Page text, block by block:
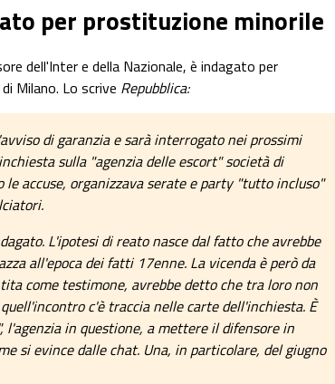
per prostituzione minorile
dell'Inter e della Nazionale, è indagato per
Milano. Lo scrive Repubblica:
di garanzia e sarà interrogato nei prossimi
sulla "agenzia delle escort" società di
le accuse, organizzava serate e party "tutto incluso"
L'ipotesi di reato nasce dal fatto che avrebbe
all'epoca dei fatti 17enne. La vicenda è però da
come testimone, avrebbe detto che tra loro non
c'è traccia nelle carte dell'inchiesta. È
l'agenzia in questione, a mettere il difensore in
si evince dalle chat. Una, in particolare, del giugno